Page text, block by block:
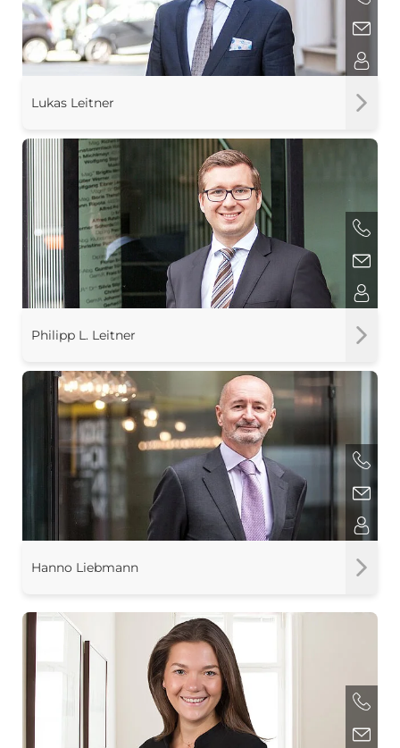
Lukas Leitner
Philipp L. Leitner
Hanno Liebmann